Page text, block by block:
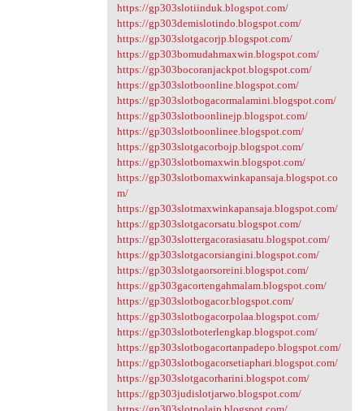
https://gp303slotiinduk.blogspot.com/
https://gp303demislotindo.blogspot.com/
https://gp303slotgacorjp.blogspot.com/
https://gp303bomudahmaxwin.blogspot.com/
https://gp303bocoranjackpot.blogspot.com/
https://gp303slotboonline.blogspot.com/
https://gp303slotbogacormalamini.blogspot.com/
https://gp303slotboonlinejp.blogspot.com/
https://gp303slotboonlinee.blogspot.com/
https://gp303slotgacorbojp.blogspot.com/
https://gp303slotbomaxwin.blogspot.com/
https://gp303slotbomaxwinkapansaja.blogspot.co
m/
https://gp303slotmaxwinkapansaja.blogspot.com/
https://gp303slotgacorsatu.blogspot.com/
https://gp303slottergacorasiasatu.blogspot.com/
https://gp303slotgacorsiangini.blogspot.com/
https://gp303slotgaorsoreini.blogspot.com/
https://gp303gacortengahmalam.blogspot.com/
https://gp303slotbogacor.blogspot.com/
https://gp303slotbogacorpolaa.blogspot.com/
https://gp303slotboterlengkap.blogspot.com/
https://gp303slotbogacortanpadepo.blogspot.com/
https://gp303slotbogacorsetiaphari.blogspot.com/
https://gp303slotgacorharini.blogspot.com/
https://gp303judislotjarwo.blogspot.com/